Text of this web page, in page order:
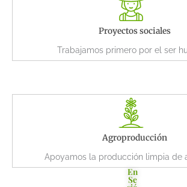
Proyectos sociales
Trabajamos primero por el ser
Agroproducción
Apoyamos la producción limpia de
En
Se